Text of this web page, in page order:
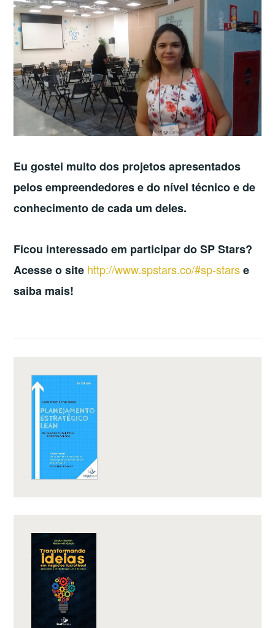
Eu gostei muito dos projetos apresentados
pelos empreendedores e do nível técnico e de
conhecimento de cada um deles.
Ficou interessado em participar do SP Stars?
Acesse o site http://www.spstars.co/#sp-starse
saiba mais!